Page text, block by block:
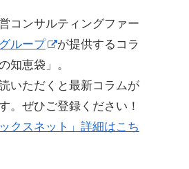
コンサルティングファー
ループ
が提供するコラ
知恵袋」。
いただくと最新コラムが
。ぜひご登録ください！
クスネット」詳細はこち